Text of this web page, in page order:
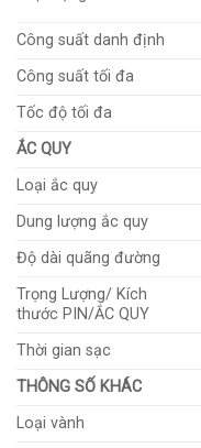
Công suất danh định
Công suất tối đa
Tốc độ tối đa
ẮC QUY
Loại ắc quy
Dung lượng ắc quy
Độ dài quãng đường
Trọng Lượng/ Kích
thước PIN/ẮC QUY
Thời gian sạc
THÔNG SỐ KHÁC
Loại vành